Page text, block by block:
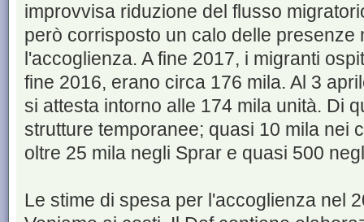
improvvisa riduzione del flusso
però corrisposto un calo delle presenze
l'accoglienza. A fine 2017, i migranti
fine 2016, erano circa 176 mila. Al 3
si attesta intorno alle 174 mila unità. Di
strutture temporanee; quasi 10 mila nei
oltre 25 mila negli Sprar e quasi 500
Le stime di spesa per l'accoglienza nel